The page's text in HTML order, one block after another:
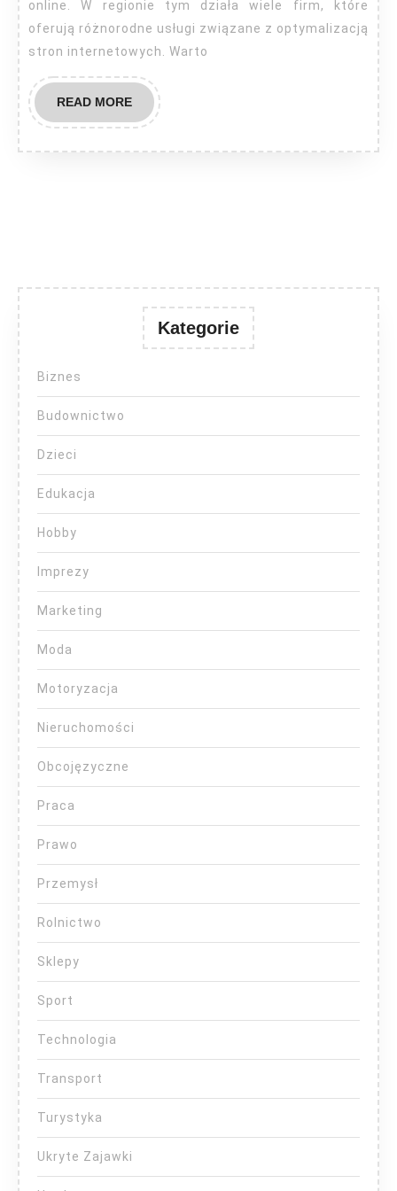
online. W regionie tym działa wiele firm, które
oferują różnorodne usługi związane z optymalizacją
stron internetowych. Warto
READ MOREREAD
MORE
Kategorie
Biznes
Budownictwo
Dzieci
Edukacja
Hobby
Imprezy
Marketing
Moda
Motoryzacja
Nieruchomości
Obcojęzyczne
Praca
Prawo
Przemysł
Rolnictwo
Sklepy
Sport
Technologia
Transport
Turystyka
Ukryte Zajawki